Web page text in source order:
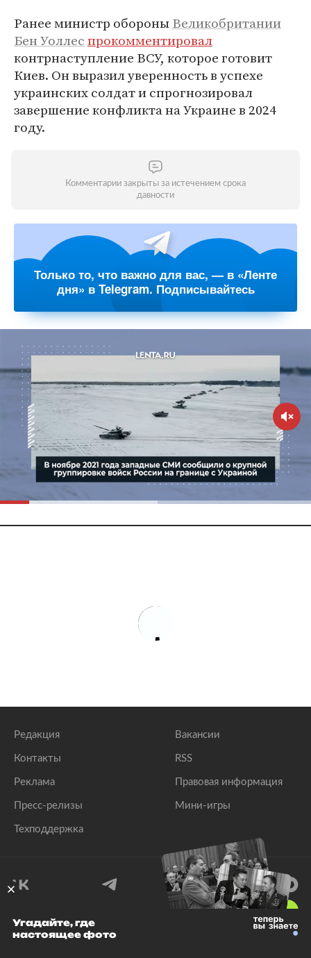
Ранее министр обороныВеликобритании
Бен Уоллеспрокомментировал
контрнаступление ВСУ, которое готовит
Киев. Он выразил уверенность в успехе
украинских солдат и спрогнозировал
завершение конфликта на Украине в 2024
году.
Комментарии закрыты за истечением срока
давности
Только то, что важно для вас, — в «Ленте
дня» в Telegram. Подписывайтесь
Редакция
Контакты
Реклама
Пресс-релизы
Техподдержка
Вакансии
RSS
Правовая информация
Мини-игры
© 1999–2026 Все права защищены.
Угадайте, где
настоящее фото